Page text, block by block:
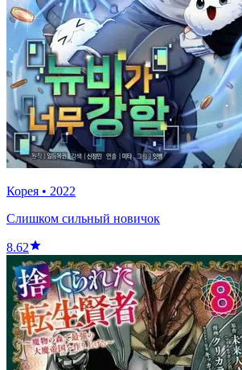
Корея • 2022
Слишком сильный новичок
8.62